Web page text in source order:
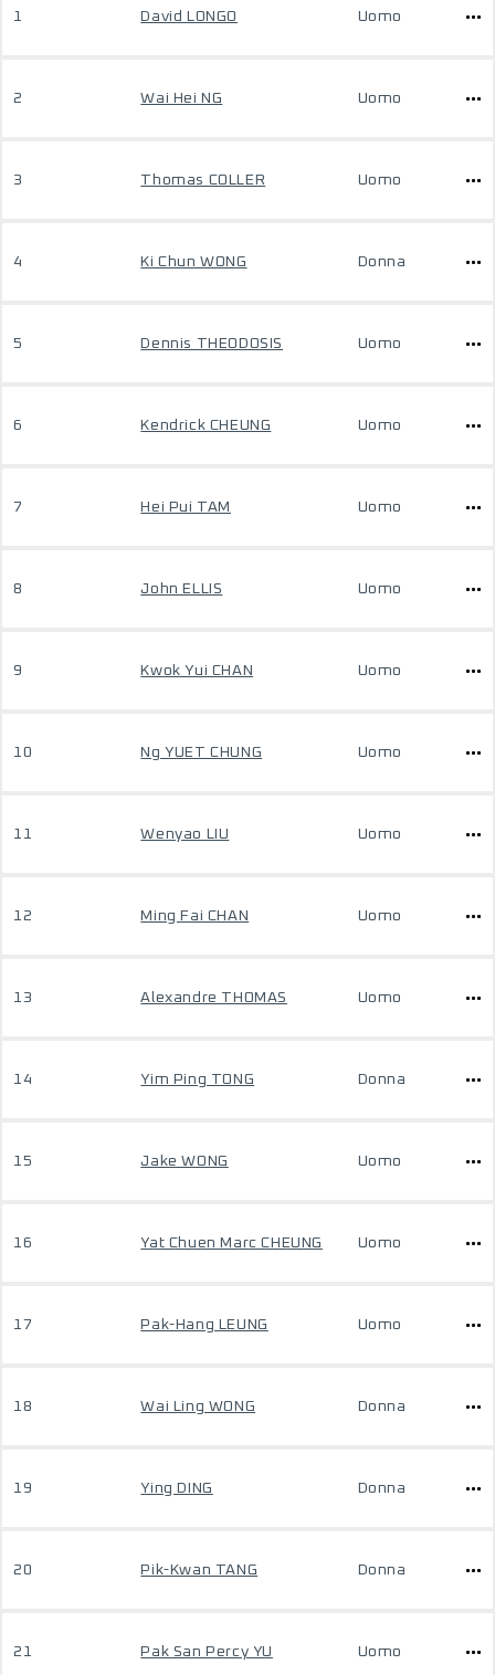
1 David LONGO Uomo
2 Wai Hei NG Uomo
3 Thomas COLLER Uomo
4 Ki Chun WONG Donna
5 Dennis THEODOSIS Uomo
6 Kendrick CHEUNG Uomo
7 Hei Pui TAM Uomo
8 John ELLIS Uomo
9 Kwok Yui CHAN Uomo
10 Ng YUET CHUNG Uomo
11 Wenyao LIU Uomo
12 Ming Fai CHAN Uomo
13 Alexandre THOMAS Uomo
14 Yim Ping TONG Donna
15 Jake WONG Uomo
16 Yat Chuen Marc CHEUNG Uomo
17 Pak-Hang LEUNG Uomo
18 Wai Ling WONG Donna
19 Ying DING Donna
20 Pik-Kwan TANG Donna
21 Pak San Percy YU Uomo